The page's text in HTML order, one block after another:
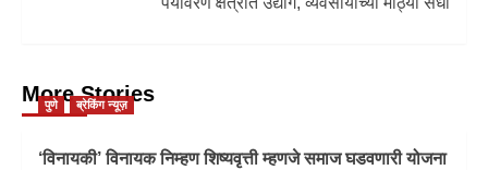
More Stories
पुणे ब्रेकिंग न्यूज़
‘विनायकी’ विनायक निम्हण शिष्यवृत्ती म्हणजे समाज घडवणारी योजना